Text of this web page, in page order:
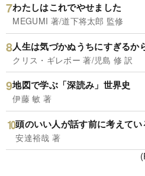
わたしはこれでやせました
MEGUMI 著/道下将太郎 監修
人生は気づかぬうちにすぎるか
クリス・ギレボー 著/児島 修 訳
地図で学ぶ「深読み」世界史
伊藤 敏 著
頭のいい人が話す前に考えてい
安達裕哉 著